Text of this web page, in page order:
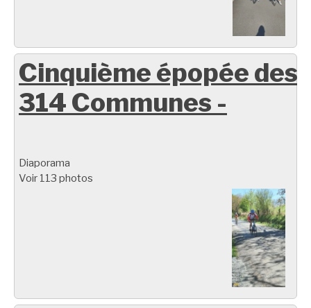
Cinquième épopée des
314 Communes -
Diaporama
Voir 113 photos